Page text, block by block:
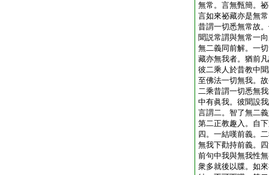
無常。言無甄簡。
言如來祕藏亦是無
昔謂一切悉無常故
聞説常謂與無常一
無二義同前解。一
藏亦無我者。猶前
彼二乘人於昔教中
至佛法一切無我。
二乘昔謂一切悉無
中有眞我。彼聞設
言謂二。智了無二
第二正教趣入。自
四。一結嘆前義。
無我下勸持前義。
前句中我與無我性
衆多就後以牒。如